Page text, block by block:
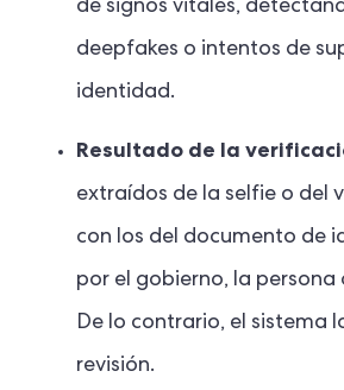
de signos vitales,
deepfakes o intentos de
identidad.
Resultado de la
extraídos de la selfie o del
con los del documento de
por el gobierno, la persona
De lo contrario, el sistema
revisión.